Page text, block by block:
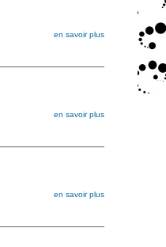
en savoir plus
en savoir plus
en savoir plus